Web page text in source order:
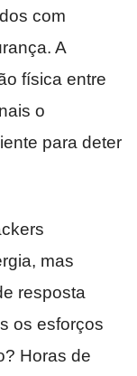
com
A
física entre
o
para deter
mas
resposta
os esforços
Horas de